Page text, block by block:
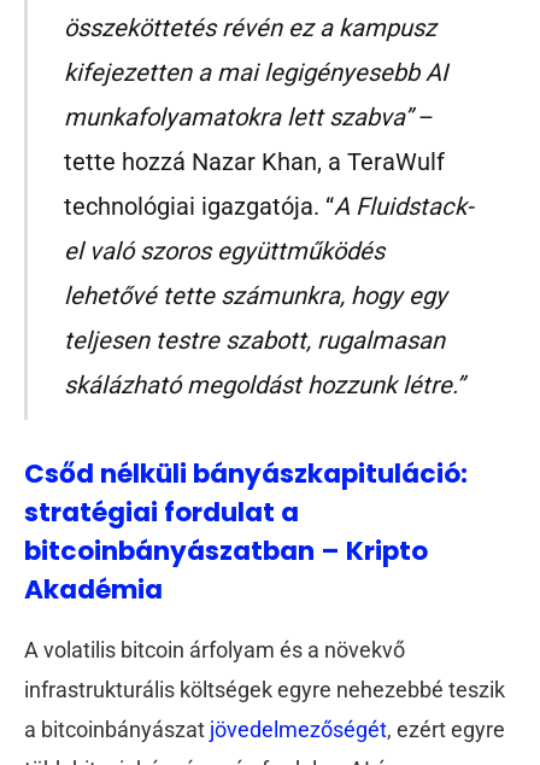
összeköttetés révén ez a kampusz
kifejezetten a mai legigényesebb AI
munkafolyamatokra lett szabva”–
tette hozzá Nazar Khan, a TeraWulf
technológiai igazgatója. “A Fluidstack-
el való szoros együttműködés
lehetővé tette számunkra, hogy egy
teljesen testre szabott, rugalmasan
skálázható megoldást hozzunk létre.”
Csőd nélküli bányászkapituláció:
stratégiai fordulat a
bitcoinbányászatban – Kripto
Akadémia
A volatilis bitcoin árfolyam és a növekvő
infrastrukturális költségek egyre nehezebbé teszik
a bitcoinbányászat jövedelmezőségét, ezért egyre